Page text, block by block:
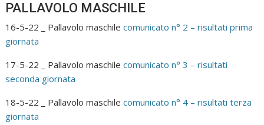
PALLAVOLO MASCHILE
16-5-22 _ Pallavolo maschilecomunicato n° 2 – risultati prima
giornata
17-5-22 _ Pallavolo maschilecomunicato n° 3 – risultati
seconda giornata
18-5-22 _ Pallavolo maschilecomunicato n° 4 – risultati terza
giornata